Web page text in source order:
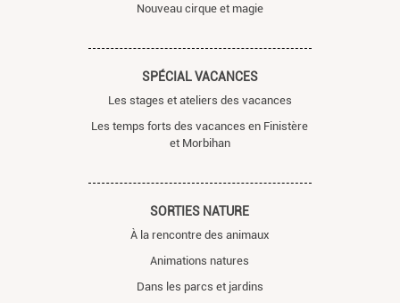
Nouveau cirque et magie
SPÉCIAL VACANCES
Les stages et ateliers des vacances
Les temps forts des vacances en Finistère
et Morbihan
SORTIES NATURE
À la rencontre des animaux
Animations natures
Dans les parcs et jardins